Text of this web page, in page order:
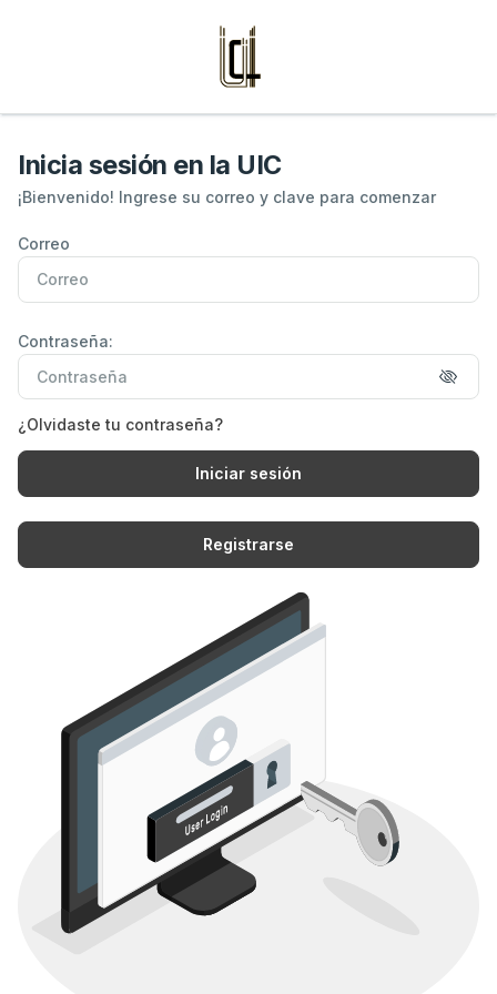
Inicia sesión en la UIC
¡Bienvenido! Ingrese su correo y clave para comenzar
Dirección de correo electrónico
Correo
Contraseña
Contraseña:
Contraseña
¿Olvidaste tu contraseña?
Iniciar sesión
Registrarse